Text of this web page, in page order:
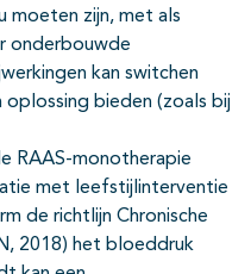
moeten zijn, met als
onderbouwde
kan switchen
oplossing bieden (zoals bij
RAAS-monotherapie
met leefstijlinterventie
de richtlijn Chronische
2018) het bloeddruk